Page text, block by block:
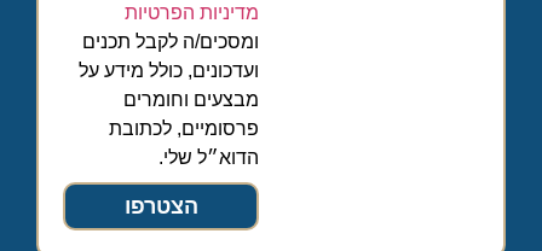
מדיניות הפרטיות
ומסכים/ה לקבל תכנים
ועדכונים, כולל מידע על
מבצעים וחומרים
פרסומיים, לכתובת
הדוא״ל שלי.
הצטרפו